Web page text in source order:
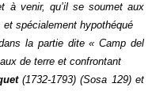
à venir, qu’il se soumet aux
spécialement hypothéqué
la partie dite « Camp del
de terre et confrontant
(1732-1793) (Sosa 129) et